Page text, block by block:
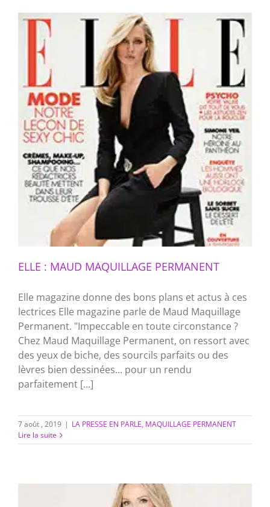
ELLE : MAUD MAQUILLAGE PERMANENT
Elle magazine donne des bons plans et actus à ces
lectrices Elle magazine parle de Maud Maquillage
Permanent. "Impeccable en toute circonstance ?
Chez Maud Maquillage Permanent, on ressort avec
des yeux de biche, des sourcils parfaits ou des
lèvres bien dessinées... pour un rendu
parfaitement [...]
7 août , 2019 | LA PRESSE EN PARLE, MAQUILLAGE PERMANENT
Lire la suite